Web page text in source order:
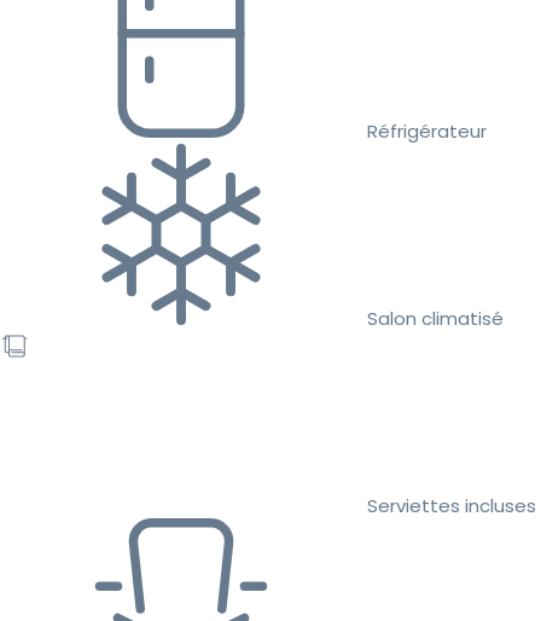
Réfrigérateur
Salon climatisé
Serviettes incluses